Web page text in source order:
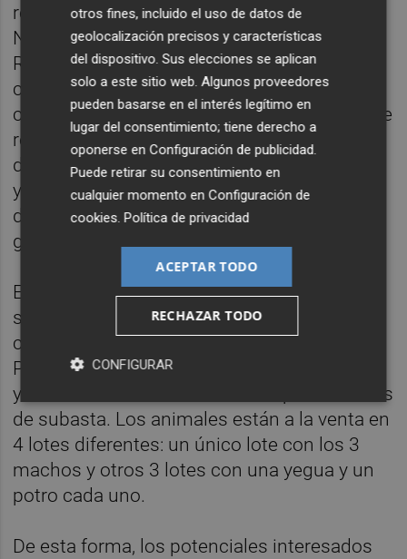
registradas en ANCCE -Real Asociación
Nacional de Criadores de Caballos de Pura
Raza Española- y poseen unos orígenes
contrastados y vinculados a una yeguada
como la de María Fernanda de la Escalera, de
reconocido prestigio en el circuito ganadero
del Pura Raza Española. En el caso de las
yeguas reproductoras, cuentan con varios
descendientes inscritos en el libro
genealógico de Ancce.
En concreto, la yegua 'Mesonera XXIX' ha
sido campeona del mundo en cobras como
caballo pre, en concreto entre 2013 y 2016.
Para gestionar su venta, los 9 caballos están
ya en comercialización en Escrapalia a través
de subasta. Los animales están a la venta en
4 lotes diferentes: un único lote con los 3
machos y otros 3 lotes con una yegua y un
potro cada uno.
De esta forma, los potenciales interesados
otros fines, incluido el uso de datos de
geolocalización precisos y características
del dispositivo. Sus elecciones se aplican
solo a este sitio web. Algunos proveedores
pueden basarse en el interés legítimo en
lugar del consentimiento; tiene derecho a
oponerse enConfiguración de publicidad
Puede retirar su consentimiento en
cualquier momento enConfiguración de
cookies .Política de privacidad
ACEPTAR TODO
RECHAZAR TODO
CONFIGURAR